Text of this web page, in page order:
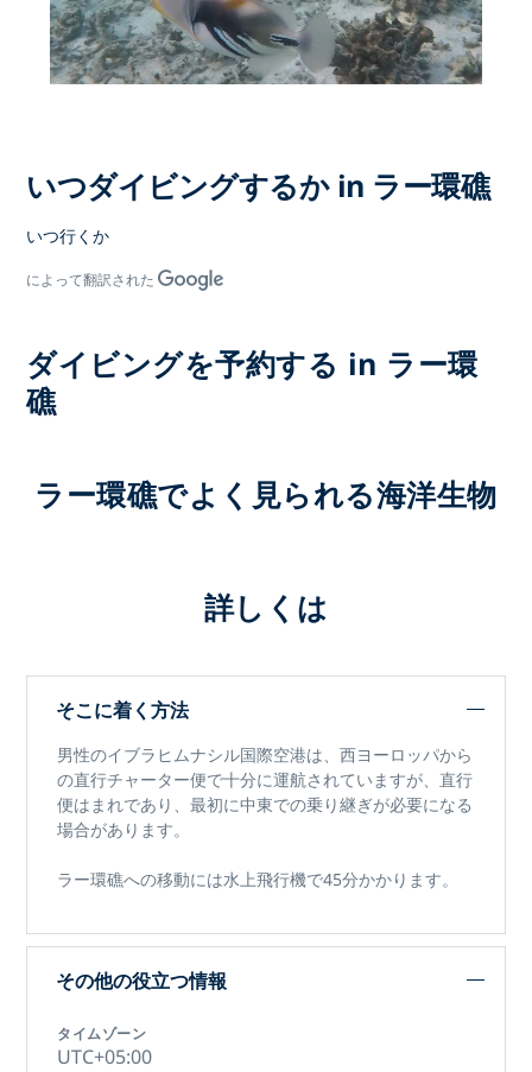
いつダイビングするか in ラー環礁
いつ行くか
によって翻訳された
ダイビングを予約する in ラー環
礁
ラー環礁でよく見られる海洋生物
詳しくは
そこに着く方法
男性のイブラヒムナシル国際空港は、西ヨーロッパから
の直行チャーター便で十分に運航されていますが、直行
便はまれであり、最初に中東での乗り継ぎが必要になる
場合があります。
ラー環礁への移動には水上飛行機で45分かかります。
その他の役立つ情報
タイムゾーン
UTC+05:00